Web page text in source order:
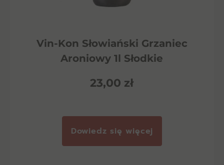
Vin-Kon Słowiański Grzaniec
Aroniowy 1l Słodkie
23,00 zł
Dowiedz się więcej